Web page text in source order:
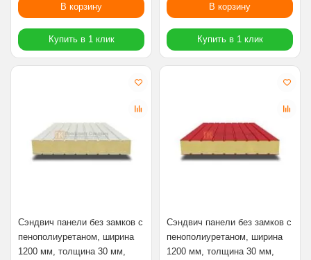
В корзину
Купить в 1 клик
В корзину
Купить в 1 клик
Сэндвич панели без замков с
пенополиуретаном, ширина
1200 мм, толщина 30 мм,
Сэндвич панели без замков с
пенополиуретаном, ширина
1200 мм, толщина 30 мм,